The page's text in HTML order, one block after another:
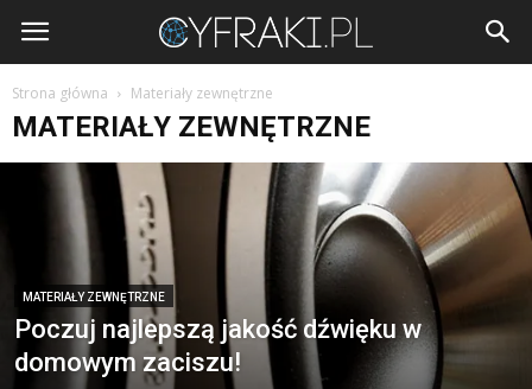
Cyfraki.pl
Strona główna Materiały zewnętrzne
MATERIAŁY ZEWNĘTRZNE
MATERIAŁY ZEWNĘTRZNE
Poczuj najlepszą jakość dźwięku w
domowym zaciszu!